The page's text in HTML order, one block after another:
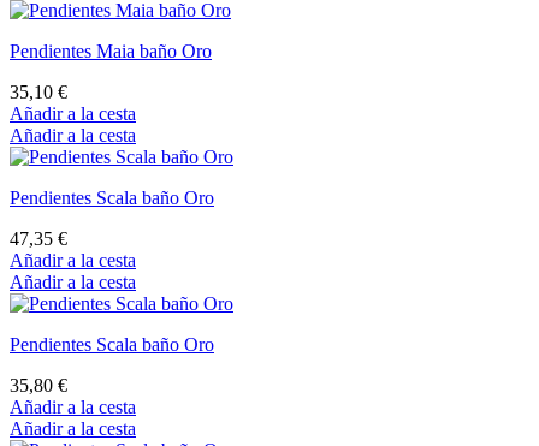
Pendientes Maia baño Oro
35,10 €
Añadir a la cesta
Añadir a la cesta
Pendientes Scala baño Oro
47,35 €
Añadir a la cesta
Añadir a la cesta
Pendientes Scala baño Oro
35,80 €
Añadir a la cesta
Añadir a la cesta